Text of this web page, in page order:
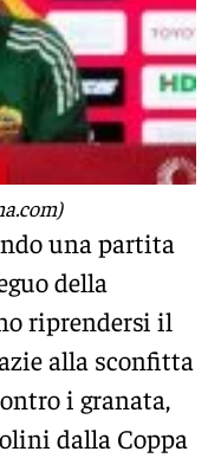
una partita
della
riprendersi il
alla sconfitta
i granata,
dalla Coppa